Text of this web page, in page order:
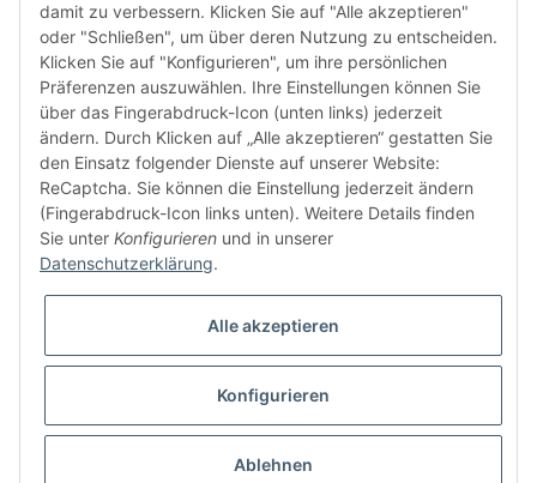
FÜR EUCH UNTERWEGS
Vertrag widerrufen
* Alle Preise inkl. gesetzlicher USt., zzgl.
© buntstoff GmbH Besucherzähler: 2799911
damit zu verbessern. Klicken Sie auf "Alle akzeptieren"
oder "Schließen", um über deren Nutzung zu entscheiden.
Klicken Sie auf "Konfigurieren", um ihre persönlichen
Präferenzen auszuwählen. Ihre Einstellungen können Sie
über das Fingerabdruck-Icon (unten links) jederzeit
ändern. Durch Klicken auf „Alle akzeptieren“ gestatten Sie
den Einsatz folgender Dienste auf unserer Website:
ReCaptcha. Sie können die Einstellung jederzeit ändern
(Fingerabdruck-Icon links unten). Weitere Details finden
Sie unter Konfigurieren und in unserer
Datenschutzerklärung.
Alle akzeptieren
Konfigurieren
Ablehnen